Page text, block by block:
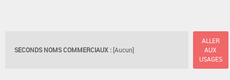
SECONDS NOMS COMMERCIAUX : [Aucun]
ALLER
AUX
USAGES